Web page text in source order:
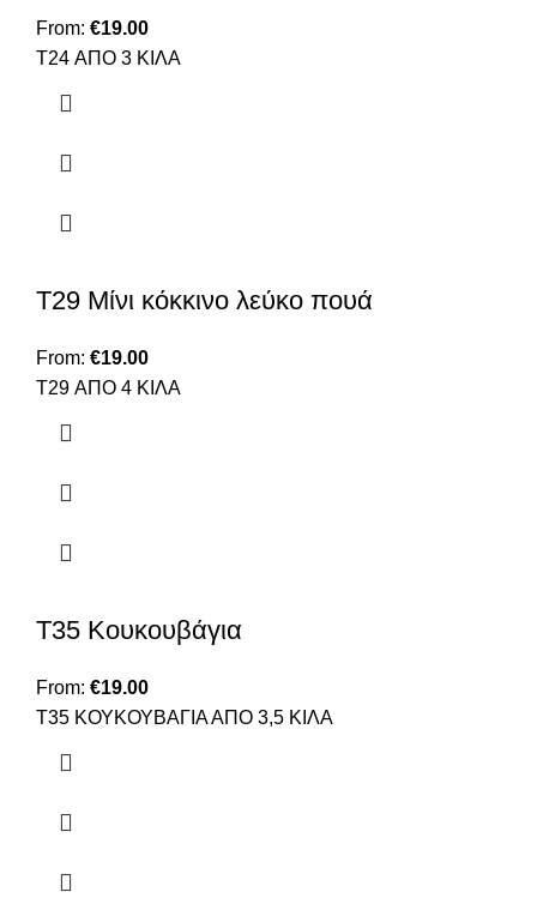
From: €19.00
T24 ΑΠΟ 3 ΚΙΛΑ
T29 Μίνι κόκκινο λεύκο πουά
From: €19.00
T29 ΑΠΟ 4 ΚΙΛΑ
T35 Κουκουβάγια
From: €19.00
Τ35 ΚΟΥΚΟΥΒΑΓΙΑ ΑΠΟ 3,5 ΚΙΛΑ